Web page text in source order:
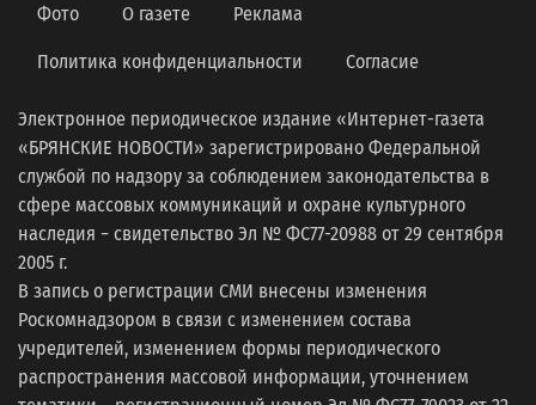
Фото О газете Реклама
Политика конфиденциальности Согласие
Электронное периодическое издание «Интернет-газета
«БРЯНСКИЕ НОВОСТИ» зарегистрировано Федеральной
службой по надзору за соблюдением законодательства в
сфере массовых коммуникаций и охране культурного
наследия − свидетельство Эл № ФС77-20988 от 29 сентября
2005 г.
В запись о регистрации СМИ внесены изменения
Роскомнадзором в связи с изменением состава
учредителей, изменением формы периодического
распространения массовой информации, уточнением